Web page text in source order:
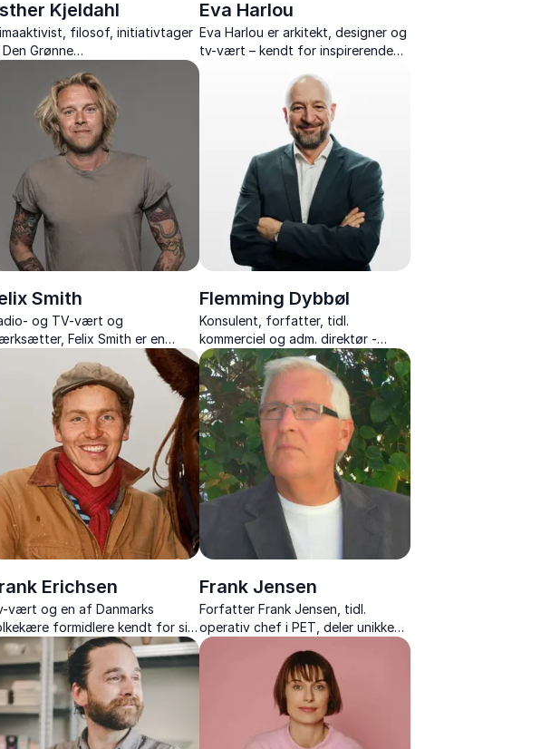
Kjeldahl
filosof, initiativtager
Grønne
forfatter og
Eva Harlou
Eva Harlou er arkitekt, designer og
tv-vært – kendt for inspirerende
Smith
og TV-vært og
Felix Smith er en
profil, der sikrer energi,
og humor som
eller ordstyrer.
Flemming Dybbøl
Konsulent, forfatter, tidl.
kommerciel og adm. direktør -
forener benhård erhvervsstrategi
med rockens kreativitet i foredrag
om ledelse, innovation og samspil.
Erichsen
vært og en af Danmarks
formidlere kendt for sin
og kærlighed til
- Inspirerer til at tænke
og tage ansvar for
Frank Jensen
Forfatter Frank Jensen, tidl.
operativ chef i PET, deler unikke
indsigter i terrortrusler, spionage
og Danmarks hemmelige tjeneste.